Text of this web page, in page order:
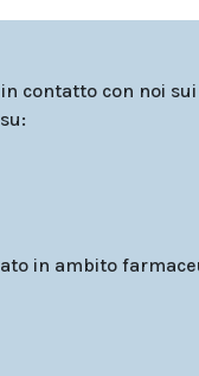
contatto con noi sui
in ambito